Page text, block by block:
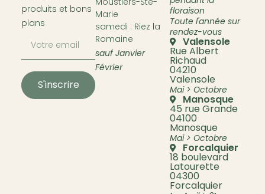
produits et bons
plans
S'inscrire
Marie
samedi : Riez la
Romaine
sauf Janvier
Février
floraison
Toute l'année sur
rendez-vous
Valensole
Rue Albert
Richaud
04210
Valensole
Mai > Octobre
Manosque
45 rue Grande
04100
Manosque
Mai > Octobre
Forcalquier
18 boulevard
Latourette
04300
Forcalquier